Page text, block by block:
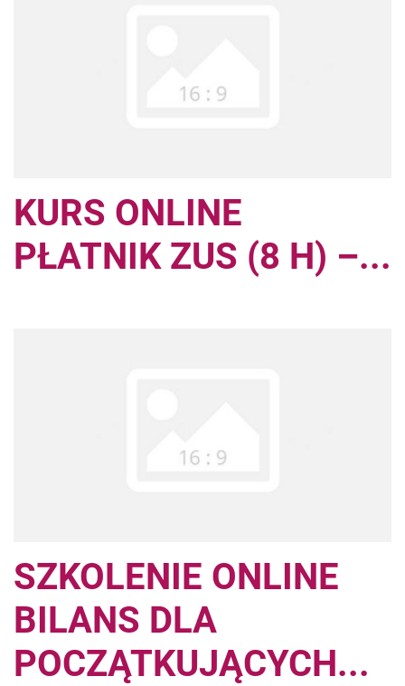
KURS ONLINE
PŁATNIK ZUS (8 H) –...
SZKOLENIE ONLINE
BILANS DLA
POCZĄTKUJĄCYCH...